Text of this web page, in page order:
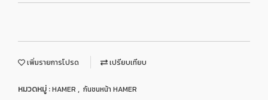
เพิ่มรายการโปรด เปรียบเทียบ
หมวดหมู่ :HAMER , กันชนหน้า HAMER